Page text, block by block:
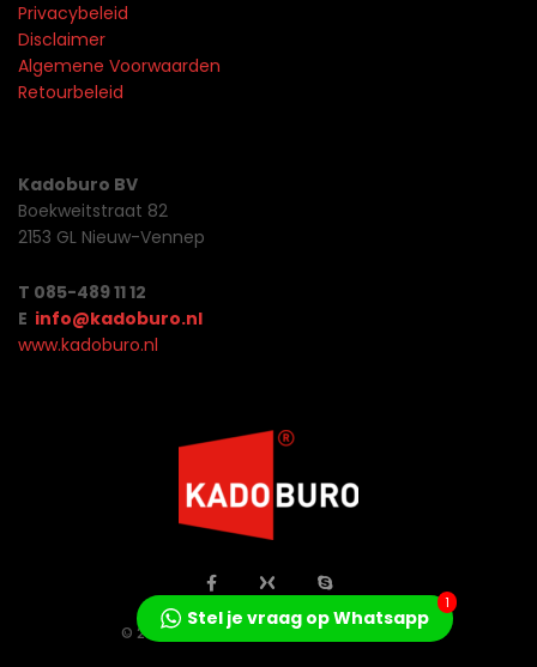
Privacybeleid
Disclaimer
Algemene Voorwaarden
Retourbeleid
Kadoburo BV
Boekweitstraat 82
2153 GL Nieuw-Vennep
T 085-489 11 12
E info@kadoburo.nl
www.kadoburo.nl
© 2026 Jo Concepts All Rights Reserved.
Stel je vraag op Whatsapp
1